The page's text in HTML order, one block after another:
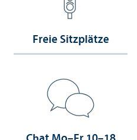
Freie Sitzplätze